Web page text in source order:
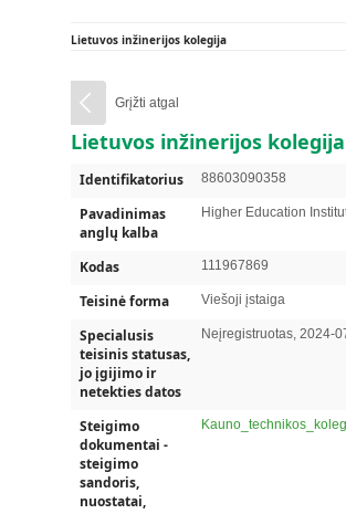
Lietuvos inžinerijos kolegija
Grįžti atgal
Lietuvos inžinerijos kolegija
Identifikatorius 88603090358
Pavadinimas
anglų kalba
Higher Education
Kodas 111967869
Teisinė forma Viešoji įstaiga
Specialusis
teisinis statusas,
jo įgijimo ir
netekties datos
Neįregistruotas, 2024-
Steigimo
dokumentai -
steigimo
sandoris,
nuostatai,